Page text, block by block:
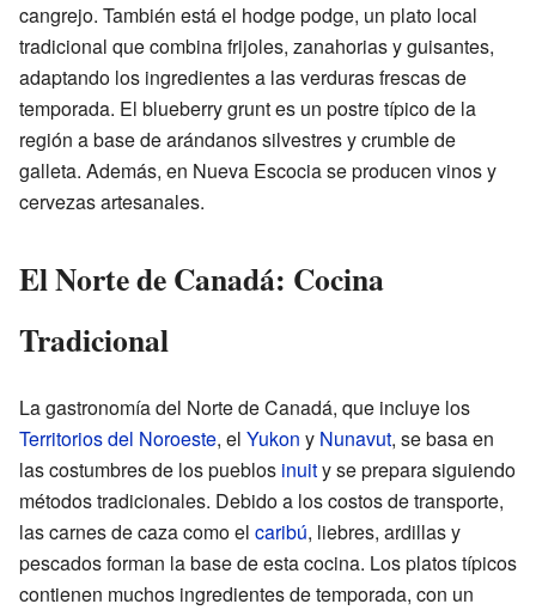
cangrejo. También está el hodge podge, un plato local
tradicional que combina frijoles, zanahorias y guisantes,
adaptando los ingredientes a las verduras frescas de
temporada. El blueberry grunt es un postre típico de la
región a base de arándanos silvestres y crumble de
galleta. Además, en Nueva Escocia se producen vinos y
cervezas artesanales.
El Norte de Canadá: Cocina
Tradicional
La gastronomía del Norte de Canadá, que incluye los
Territorios del Noroeste, el Yukon y Nunavut, se basa en
las costumbres de los pueblos inuity se prepara siguiendo
métodos tradicionales. Debido a los costos de transporte,
las carnes de caza como el caribú, liebres, ardillas y
pescados forman la base de esta cocina. Los platos típicos
contienen muchos ingredientes de temporada, con un